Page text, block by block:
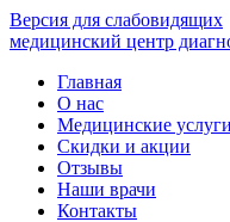
Версия для слабовидящих
медицинский центр
Главная
О нас
Медицинские услуги
Скидки и акции
Отзывы
Наши врачи
Контакты